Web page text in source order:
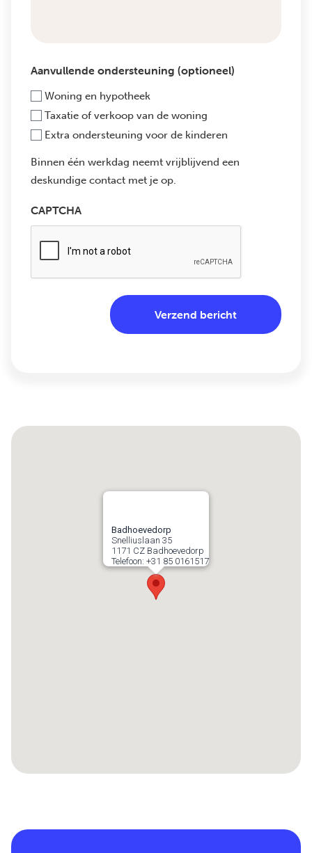
Aanvullende ondersteuning (optioneel)
Woning en hypotheek
Taxatie of verkoop van de woning
Extra ondersteuning voor de kinderen
Binnen één werkdag neemt vrijblijvend een
deskundige contact met je op.
CAPTCHA
Badhoevedorp
Snelliuslaan 35
1171 CZ Badhoevedorp
Telefoon: +31 85 0161517